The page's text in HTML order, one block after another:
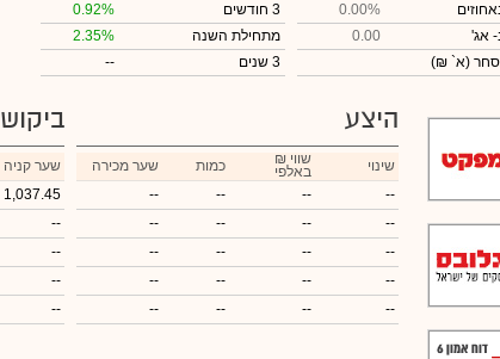
0.00%
אג'
0.00
(א` ₪)
3 חודשים
0.92%
מתחילת השנה
2.35%
3 שנים
--
היצע
שינוי ₪ שווי
באלפי כמות
שער מכירה
--
--
--
--
--
--
--
--
--
--
--
--
--
--
--
--
--
--
--
--
ביקוש
שער קניה
1,037.45
--
--
--
--